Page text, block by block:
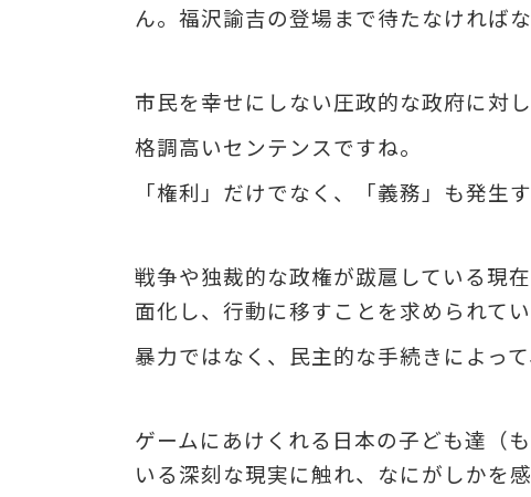
ん。福沢諭吉の登場まで待たなければな
市民を幸せにしない圧政的な政府に対
格調高いセンテンスですね。
「権利」だけでなく、「義務」も発生
戦争や独裁的な政権が跋扈している現
面化し、行動に移すことを求められて
暴力ではなく、民主的な手続きによっ
ゲームにあけくれる日本の子ども達（
いる深刻な現実に触れ、なにがしかを